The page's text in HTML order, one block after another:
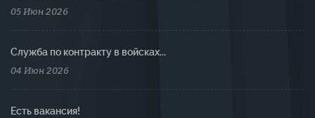
05 Июн 2026
Cлужба по контракту в войсках...
04 Июн 2026
Есть вакансия!